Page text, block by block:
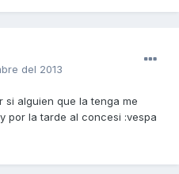
del 2013
si alguien que la tenga me
por la tarde al concesi :vespa